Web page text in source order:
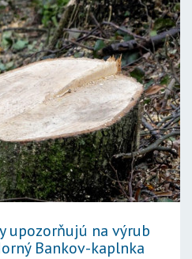
upozorňujú na výrub
Bankov-kaplnka